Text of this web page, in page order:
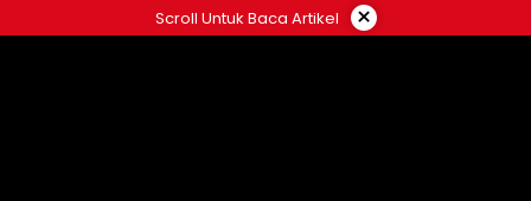
ke
Scroll Untuk Baca Artikel ×